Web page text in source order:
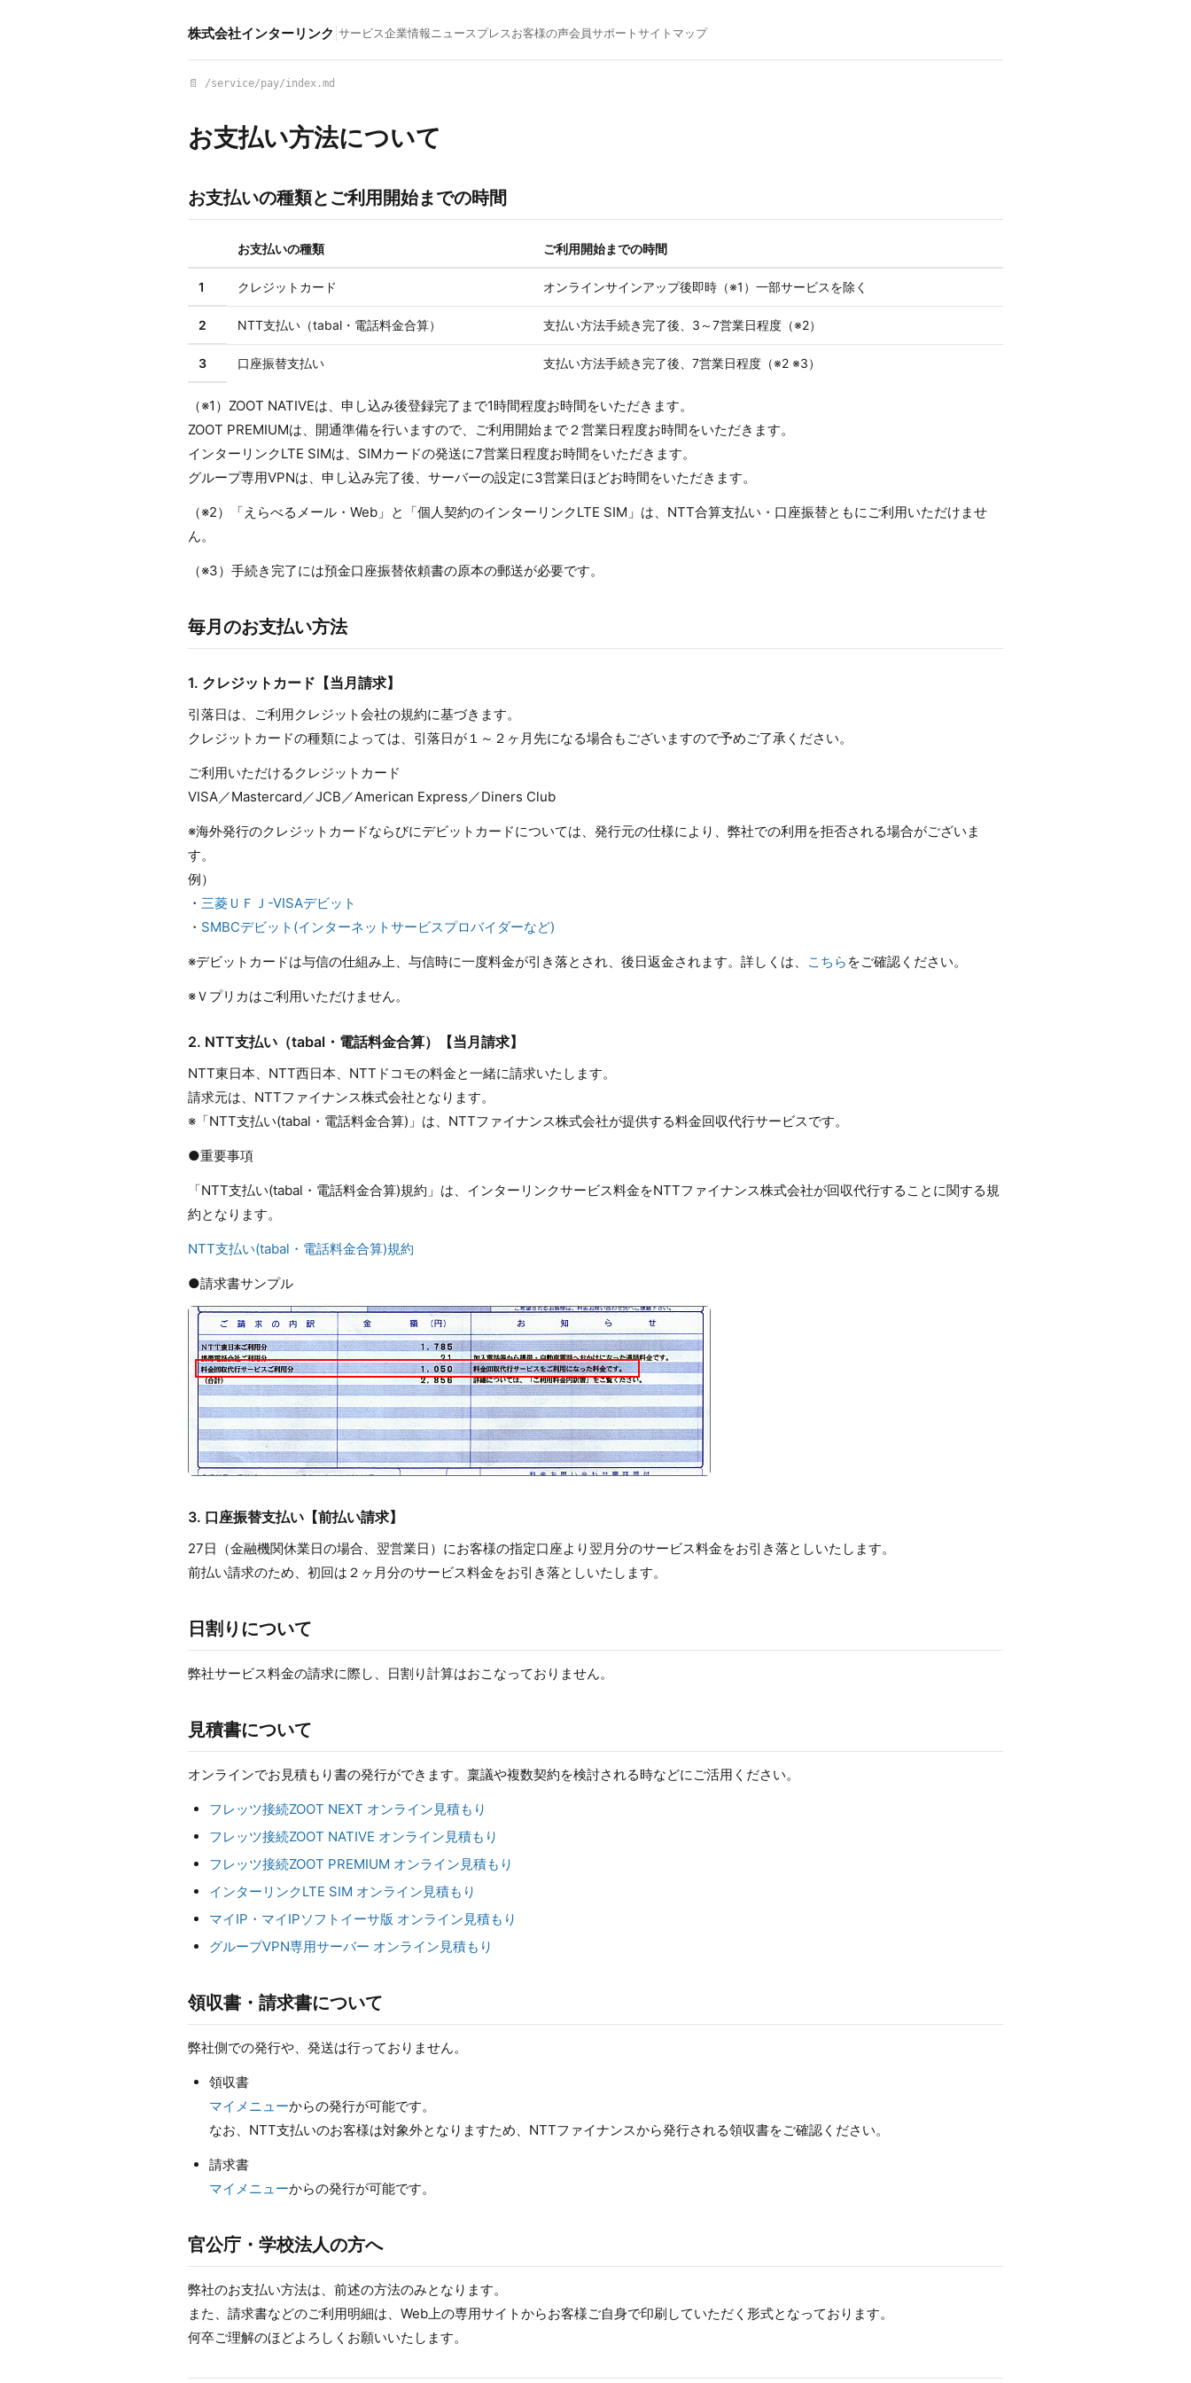
株式会社インターリンク サービス企業情報ニュースプレスお客様の声会員サポートサイトマップ
📄 /service/pay/index.md
お支払い方法について
お支払いの種類とご利用開始までの時間
お支払いの種類 ご利用開始までの時間
1 クレジットカード オンラインサインアップ後即時（※1）一部サービスを除く
2 NTT支払い（tabal・電話料金合算） 支払い方法手続き完了後、3～7営業日程度（※2）
3 口座振替支払い 支払い方法手続き完了後、7営業日程度（※2 ※3）
（※1）ZOOT NATIVEは、申し込み後登録完了まで1時間程度お時間をいただきます。
ZOOT PREMIUMは、開通準備を行いますので、ご利用開始まで２営業日程度お時間をいただきます。
インターリンクLTE SIMは、SIMカードの発送に7営業日程度お時間をいただきます。
グループ専用VPNは、申し込み完了後、サーバーの設定に3営業日ほどお時間をいただきます。
（※2）「えらべるメール・Web」と「個人契約のインターリンクLTE SIM」は、NTT合算支払い・口座振替ともにご利用いただけませ
ん。
（※3）手続き完了には預金口座振替依頼書の原本の郵送が必要です。
毎月のお支払い方法
1. クレジットカード【当月請求】
引落日は、ご利用クレジット会社の規約に基づきます。
クレジットカードの種類によっては、引落日が１～２ヶ月先になる場合もございますので予めご了承ください。
ご利用いただけるクレジットカード
VISA／Mastercard／JCB／American Express／Diners Club
※海外発行のクレジットカードならびにデビットカードについては、発行元の仕様により、弊社での利用を拒否される場合がございま
す。
例）
・ 三菱ＵＦＪ-VISAデビット
・ SMBCデビット(インターネットサービスプロバイダーなど)
※デビットカードは与信の仕組み上、与信時に一度料金が引き落とされ、後日返金されます。詳しくは、 こちら をご確認ください。
※Ｖプリカはご利用いただけません。
2. NTT支払い（tabal・電話料金合算）【当月請求】
NTT東日本、NTT西日本、NTTドコモの料金と一緒に請求いたします。
請求元は、NTTファイナンス株式会社となります。
※「NTT支払い(tabal・電話料金合算)」は、NTTファイナンス株式会社が提供する料金回収代行サービスです。
●重要事項
「NTT支払い(tabal・電話料金合算)規約」は、インターリンクサービス料金をNTTファイナンス株式会社が回収代行することに関する規
約となります。
NTT支払い(tabal・電話料金合算)規約
●請求書サンプル
3. 口座振替支払い【前払い請求】
27日（金融機関休業日の場合、翌営業日）にお客様の指定口座より翌月分のサービス料金をお引き落としいたします。
前払い請求のため、初回は２ヶ月分のサービス料金をお引き落としいたします。
日割りについて
弊社サービス料金の請求に際し、日割り計算はおこなっておりません。
見積書について
オンラインでお見積もり書の発行ができます。稟議や複数契約を検討される時などにご活用ください。
フレッツ接続ZOOT NEXT オンライン見積もり
フレッツ接続ZOOT NATIVE オンライン見積もり
フレッツ接続ZOOT PREMIUM オンライン見積もり
インターリンクLTE SIM オンライン見積もり
マイIP・マイIPソフトイーサ版 オンライン見積もり
グループVPN専用サーバー オンライン見積もり
領収書・請求書について
弊社側での発行や、発送は行っておりません。
領収書
マイメニューからの発行が可能です。
なお、NTT支払いのお客様は対象外となりますため、NTTファイナンスから発行される領収書をご確認ください。
請求書
マイメニューからの発行が可能です。
官公庁・学校法人の方へ
弊社のお支払い方法は、前述の方法のみとなります。
また、請求書などのご利用明細は、Web上の専用サイトからお客様ご自身で印刷していただく形式となっております。
何卒ご理解のほどよろしくお願いいたします。